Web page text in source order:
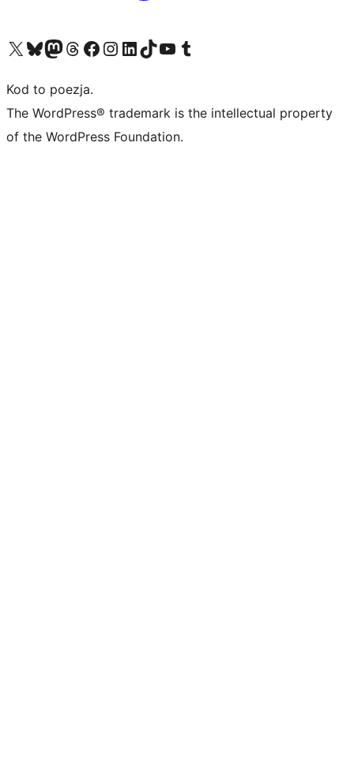
Odwiedź nasze konto X (dawniej Twitter)
Odwiedź nasze konto Bluesky
Odwiedź nasze konto na Mastodoncie
Odwiedź naszego Threadsa
Odwiedź naszego Facebooka
Odwiedź nasze konto na Instagramie
Odwiedź nasze konto na LinkedIn
Odwiedź naszego TikToka
Odwiedź nasz kanał YouTube
Odwiedź naszego Tumblra
Kod to poezja.
The WordPress® trademark is the intellectual property
of the WordPress Foundation.